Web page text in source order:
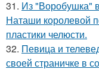
31. Из "Воробушка"
Наташи королевой
пластики челюсти.
32. Певица и
своей страничке в